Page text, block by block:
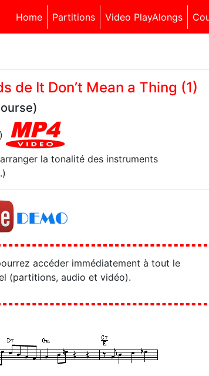
Home Partitions Video PlayAlongs
de It Don’t Mean a Thing (1)
la tonalité des instruments
accéder immédiatement à tout le
(partitions, audio et vidéo).